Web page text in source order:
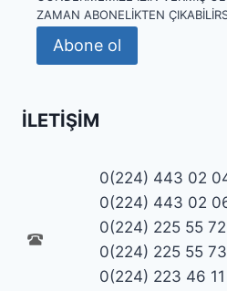
ZAMAN ABONELIKTEN
Abone ol
İLETIŞIM
0(224) 443 02
0(224) 443 02
0(224) 225 55 72
0(224) 225 55 73
0(224) 223 46 11